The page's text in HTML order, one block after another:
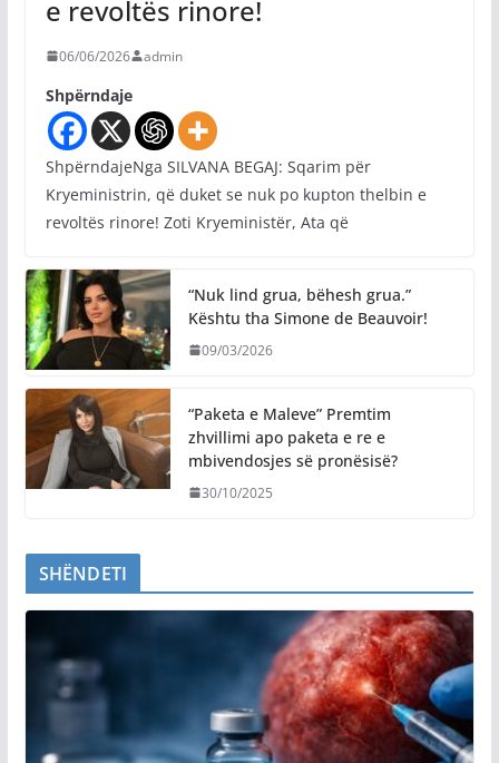
e revoltës rinore!
06/06/2026 admin
Shpërndaje
ShpërndajeNga SILVANA BEGAJ: Sqarim për
Kryeministrin, që duket se nuk po kupton thelbin e
revoltës rinore! Zoti Kryeministër, Ata që
“Nuk lind grua, bëhesh grua.”
Kështu tha Simone de Beauvoir!
09/03/2026
“Paketa e Maleve” Premtim
zhvillimi apo paketa e re e
mbivendosjes së pronësisë?
30/10/2025
SHËNDETI